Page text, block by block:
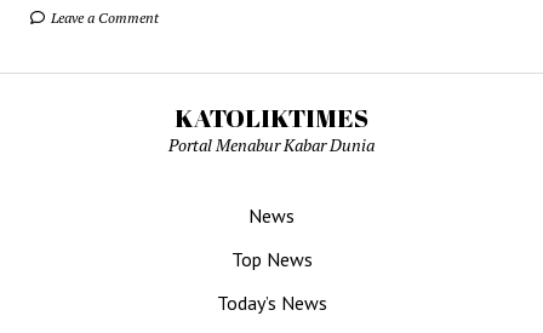
Leave a Comment
KATOLIKTIMES
Portal Menabur Kabar Dunia
News
Top News
Today’s News